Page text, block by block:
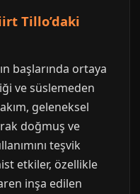
Tillo’daki
başlarında ortaya
ve süslemeden
geleneksel
doğmuş ve
teşvik
etkiler, özellikle
inşa edilen